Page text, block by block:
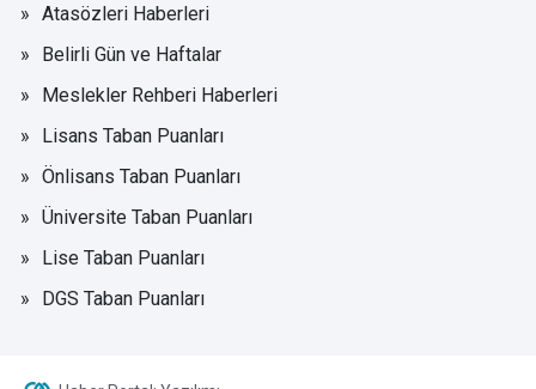
Atasözleri Haberleri
Belirli Gün ve Haftalar
Meslekler Rehberi Haberleri
Lisans Taban Puanları
Önlisans Taban Puanları
Üniversite Taban Puanları
Lise Taban Puanları
DGS Taban Puanları